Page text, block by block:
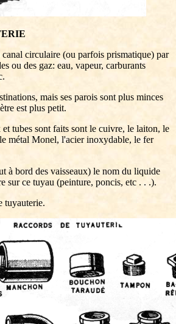
circulaire (ou parfois prismatique) par
ou des gaz: eau, vapeur, carburants
mais ses parois sont plus minces
est plus petit.
tubes sont faits sont le cuivre, le laiton, le
métal Monel, l'acier inoxydable, le fer
à bord des vaisseaux) le nom du liquide
sur ce tuyau (peinture, poncis, etc . . .).
tuyauterie.